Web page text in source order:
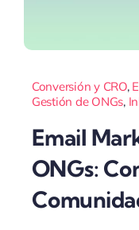
Conversión y CRO,
Gestión de ONGs,
Email
ONGs: